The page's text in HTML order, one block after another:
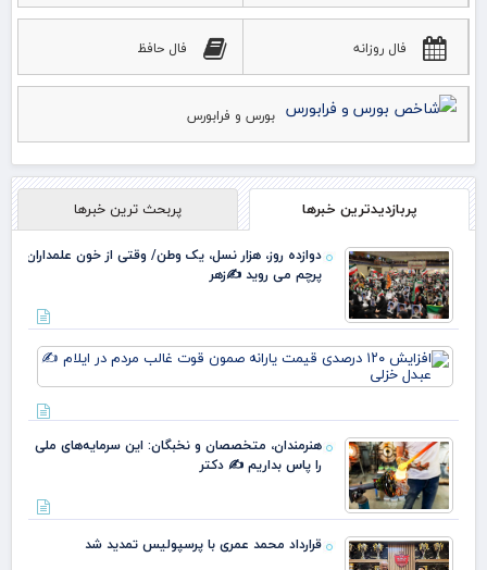
فال روزانه فال حافظ
بورس و فرابورس
پربازدیدترین خبرها پربحث ترین خبرها
دوازده روز، هزار نسل، یک وطن/ وقتی از خون علمداران
پرچم می روید ✍️زهر
هنرمندان، متخصصان و نخبگان: این سرمایه‌های ملی
را پاس بداریم ✍️ دکتر
قرارداد محمد عمری با پرسپولیس تمدید شد